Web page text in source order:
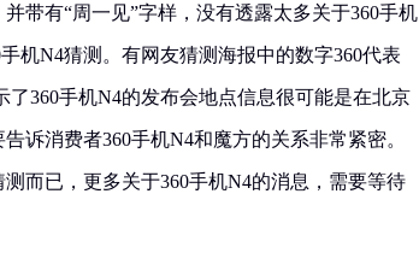
带有“周一见”字样，没有透露太多关于360手机
机N4猜测。有网友猜测海报中的数字360代表
了360手机N4的发布会地点信息很可能是在北京
诉消费者360手机N4和魔方的关系非常紧密。
而已，更多关于360手机N4的消息，需要等待